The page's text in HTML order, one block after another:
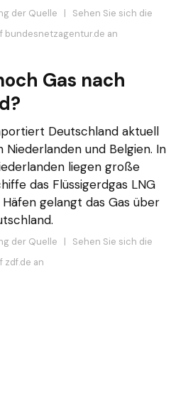
der Quelle | Sehen Sie sich die
bundesnetzagentur.de an
Gas nach
Deutschland aktuell
Niederlanden und Belgien. In
liegen große
das Flüssigerdgas LNG
gelangt das Gas über
der Quelle | Sehen Sie sich die
zdf.de an